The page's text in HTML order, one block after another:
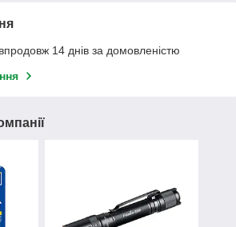
14 днів за домовленістю